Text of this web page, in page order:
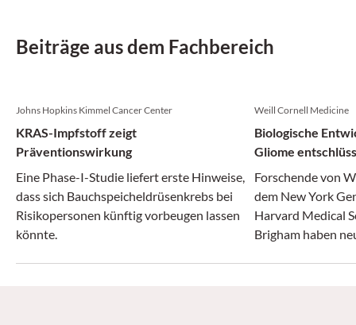
Beiträge aus dem Fachbereich
Johns Hopkins Kimmel Cancer Center
KRAS-Impfstoff zeigt
Präventionswirkung
Eine Phase-I-Studie liefert erste Hinweise,
dass sich Bauchspeicheldrüsenkrebs bei
Risikopersonen künftig vorbeugen lassen
könnte.
Weill Cornell Medicine
Biologische
Gliome
Forschende von
dem New York
Harvard Medical
Brigham haben